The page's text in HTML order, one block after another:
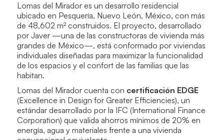
Lomas del Mirador es un desarrollo residencial
ubicado en Pesquería, Nuevo León, México, con más
de 48,602 m² construidos. El proyecto, desarrollado
por Javer —una de las constructoras de vivienda más
grandes de México—, está conformado por viviendas
individuales diseñadas para maximizar la funcionalidad
de los espacios y el confort de las familias que las
habitan.
Lomas del Mirador cuenta con certificación EDGE
(Excellence in Design for Greater Efficiencies), un
estándar desarrollado por la IFC (International Finance
Corporation) que valida ahorros mínimos de 20% en
energía, agua y materiales frente a una vivienda